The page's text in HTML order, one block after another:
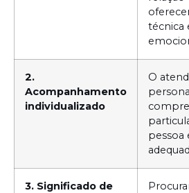
técnica
2.
Acompanhamento
individualizado
O
pessoa
3. Significado de